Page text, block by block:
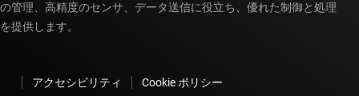
の管理、高精度のセンサ、データ送信に役立ち、優れた制御と処理
を提供します。
アクセシビリティ
Cookie ポリシー